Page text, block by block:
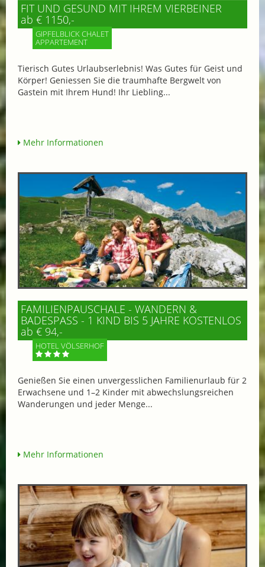
FIT UND GESUND MIT IHREM VIERBEINER
ab € 1150,-
GIPFELBLICK CHALET
APPARTEMENT
Tierisch Gutes Urlaubserlebnis! Was Gutes für Geist und
Körper! Geniessen Sie die traumhafte Bergwelt von
Gastein mit Ihrem Hund! Ihr Liebling...
Mehr Informationen
FAMILIENPAUSCHALE - WANDERN &
BADESPASS - 1 KIND BIS 5 JAHRE KOSTENLOS
ab € 94,-
HOTEL VÖLSERHOF
Genießen Sie einen unvergesslichen Familienurlaub für 2
Erwachsene und 1–2 Kinder mit abwechslungsreichen
Wanderungen und jeder Menge...
Mehr Informationen